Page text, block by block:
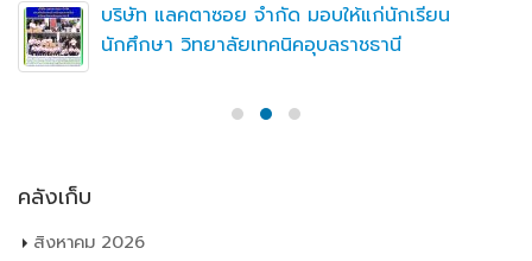
บริษัท แลคตาซอย จำกัด มอบให้แก่นักเรียน
นักศึกษา วิทยาลัยเทคนิคอุบลราชธานี
คลังเก็บ
สิงหาคม 2026